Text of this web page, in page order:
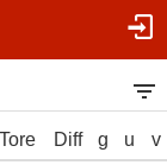
Tore Diff g u v